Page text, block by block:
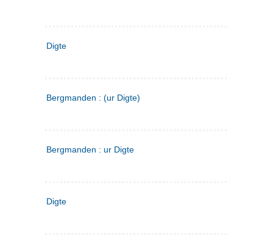
Digte
Bergmanden : (ur Digte)
Bergmanden : ur Digte
Digte